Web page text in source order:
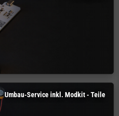
Umbau-Service inkl. Modkit - Teile